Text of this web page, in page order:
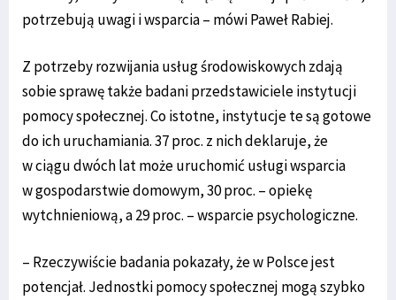
potrzebują uwagi i wsparcia – mówi Paweł Rabiej.
Z potrzeby rozwijania usług środowiskowych zdają
sobie sprawę także badani przedstawiciele instytucji
pomocy społecznej. Co istotne, instytucje te są gotowe
do ich uruchamiania. 37 proc. z nich deklaruje, że
w ciągu dwóch lat może uruchomić usługi wsparcia
w gospodarstwie domowym, 30 proc. – opiekę
wytchnieniową, a 29 proc. – wsparcie psychologiczne.
– Rzeczywiście badania pokazały, że w Polsce jest
potencjał. Jednostki pomocy społecznej mogą szybko